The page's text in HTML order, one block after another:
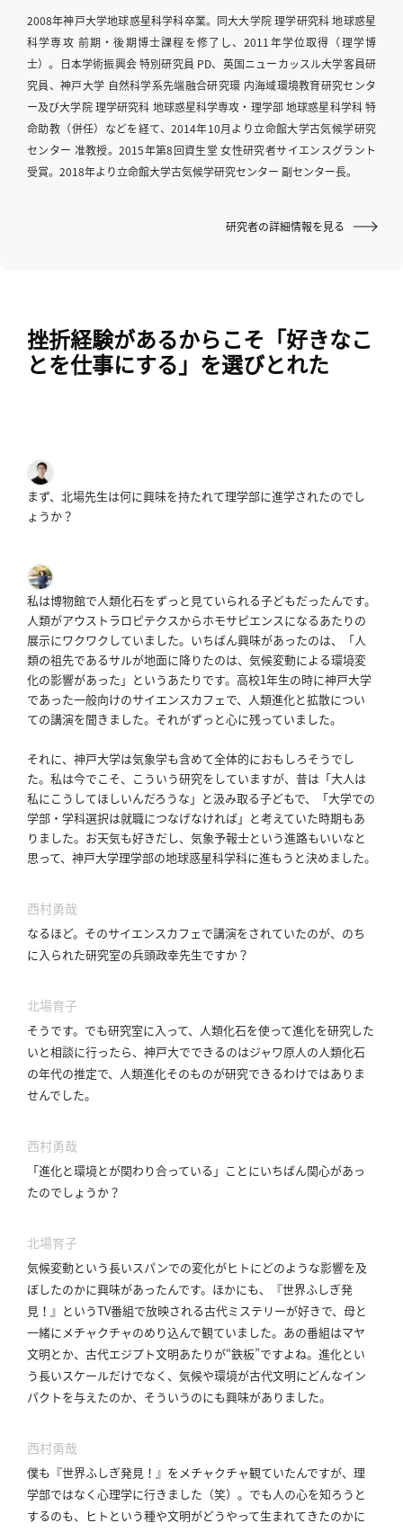
esse-
sense
と
は
推
薦
コ
メ
概
要
バ
シ
ー
ポ
リ
シ
ー
利
用
規
約
特
法
に
く
表
示
わ
せ
2008年神戸大学地球惑星科学科卒業。同大大学院 理学研究科 地球惑星
科学専攻 前期・後期博士課程を修了し、2011年学位取得（理学博
士）。日本学術振興会 特別研究員 PD、英国ニューカッスル大学客員研
究員、神戸大学 自然科学系先端融合研究環 内海域環境教育研究センタ
ー及び大学院 理学研究科 地球惑星科学専攻・理学部 地球惑星科学科 特
命助教（併任）などを経て、2014年10月より立命館大学古気候学研究
センター 准教授。2015年第8回資生堂 女性研究者サイエンスグラント
受賞。2018年より立命館大学古気候学研究センター 副センター長。
研究者の詳細情報を見る
挫折経験があるからこそ「好きなこ
とを仕事にする」を選びとれた
まず、北場先生は何に興味を持たれて理学部に進学されたのでし
ょうか？
私は博物館で人類化石をずっと見ていられる子どもだったんです。
人類がアウストラロピテクスからホモサピエンスになるあたりの
展示にワクワクしていました。 いちばん興味があったのは、「人
類の祖先であるサルが地面に降りたのは、気候変動による環境変
化の影響があった」というあたりです。 高校1年生の時に神戸大学
であった一般向けのサイエンスカフェで、人類進化と拡散につい
ての講演を聞きました。 それがずっと心に残っていました。
それに、神戸大学は気象学も含めて全体的におもしろそうでし
た。 私は今でこそ、こういう研究をしていますが、昔は「大人は
私にこうしてほしいんだろうな」と汲み取る子どもで、「大学での
学部・学科選択は就職につなげなければ」と考えていた時期もあ
りました。 お天気も好きだし、気象予報士という進路もいいなと
思って、神戸大学理学部の地球惑星科学科に進もうと決めました。
西村勇哉
なるほど。 そのサイエンスカフェで講演をされていたのが、のち
に入られた研究室の兵頭政幸先生ですか？
北場育子
そうです。 でも研究室に入って、人類化石を使って進化を研究した
いと相談に行ったら、神戸大でできるのはジャワ原人の人類化石
の年代の推定で、人類進化そのものが研究できるわけではありま
せんでした。
西村勇哉
「進化と環境とが関わり合っている」ことにいちばん関心があっ
たのでしょうか？
北場育子
気候変動という長いスパンでの変化がヒトにどのような影響を及
ぼしたのかに興味があったんです。 ほかにも、『世界ふしぎ発
見！』というTV番組で放映される古代ミステリーが好きで、母と
一緒にメチャクチャのめり込んで観ていました。 あの番組はマヤ
文明とか、古代エジプト文明あたりが“鉄板”ですよね。 進化とい
う長いスケールだけでなく、気候や環境が古代文明にどんなイン
パクトを与えたのか、そういうのにも興味がありました。
西村勇哉
僕も『世界ふしぎ発見！』をメチャクチャ観ていたんですが、理
学部ではなく心理学に行きました（笑）。 でも人の心を知ろうと
するのも、ヒトという種や文明がどうやって生まれてきたのかに